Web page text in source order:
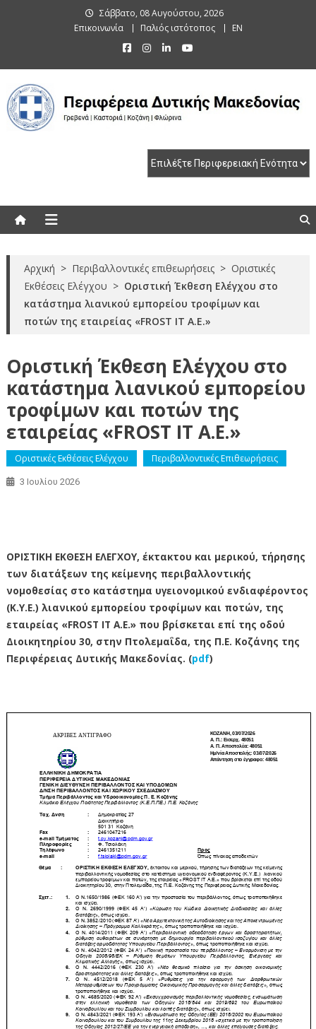
Σάββατο, 08 Αυγούστου, 2026
Επικοινωνία
Παλιός ιστότοπος EN
Αρχική > Περιβαλλοντικές επιθεωρήσεις > Οριστικές
Εκθέσεις Ελέγχου > Οριστική Έκθεση Ελέγχου στο
κατάστημα λιανικού εμπορείου τροφίμων και
ποτών της εταιρείας «FROST IT A.E.»
Οριστική Έκθεση Ελέγχου στο
κατάστημα λιανικού εμπορείου
τροφίμων και ποτών της
εταιρείας «FROST IT A.E.»
Οριστικές Εκθέσεις Ελέγχου Περιβαλλοντικές Επιθεωρήσεις
3 Ιουλίου 2026
ΟΡΙΣΤΙΚΗ ΕΚΘΕΣΗ ΕΛΕΓΧΟΥ, έκτακτου και μερικού, τήρησης
των διατάξεων της κείμενης περιβαλλοντικής
νομοθεσίας στο κατάστημα υγειονομικού ενδιαφέροντος
(Κ.Υ.Ε.) λιανικού εμπορείου τροφίμων και ποτών, της
εταιρείας «FROST IT A.E.» που βρίσκεται επί της οδού
Διοικητηρίου 30, στην Πτολεμαΐδα, της Π.Ε. Κοζάνης της
Περιφέρειας Δυτικής Μακεδονίας. (pdf)